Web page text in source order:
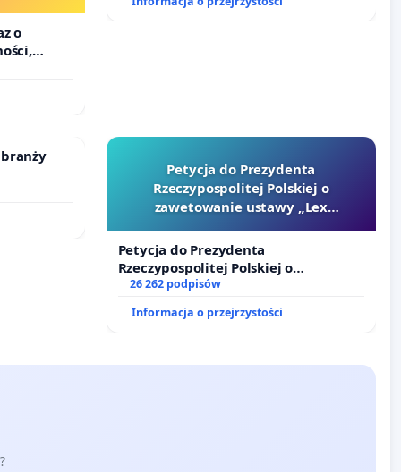
o
Petycja do Prezydenta
Rzeczypospolitej Polskiej o
zawetowanie ustawy „Lex
Petycja do Prezydenta
Rzeczypospolitej Polskiej o
zawetowanie ustawy „Lex Szarlatan”
26 262 podpisów
Informacja o przejrzystości